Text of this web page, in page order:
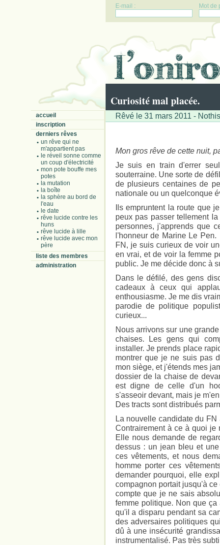
E-mail : Mot de
Curiosité mal placée.
accueil
inscription
derniers rêves
un rêve qui ne
m'appartient pas
le réveil sonne comme
un coup d'électricité
mon pote bouffe mes
potes
la mutation
la boîte
la sphère au bord de
l'eau
le date
rêve lucide contre les
huns
rêve lucide à lille
rêve lucide avec mon
père
liste des membres
administration
Rêvé le 31 mars 2011 -
Mon gros rêve de cette nuit,
Je suis en train d'errer
souterraine. Une sorte de
de plusieurs centaines de
nationale ou un quelconque
Ils empruntent la route que
peux pas passer tellement
personnes, j'apprends que
l'honneur de Marine Le
FN, je suis curieux de voir
en vrai, et de voir la femme
public. Je me décide donc à
Dans le défilé, des gens
cadeaux à ceux qui
enthousiasme. Je me dis
parodie de politique
curieux...
Nous arrivons sur une
chaises. Les gens qui
installer. Je prends place
montrer que je ne suis pas
mon siège, et j'étends mes
dossier de la chaise de
est digne de celle d'un
s'asseoir devant, mais je
Des tracts sont distribués
La nouvelle candidate du
Contrairement à ce à quoi
Elle nous demande de
dessus : un jean bleu et
ces vêtements, et nous
homme porter ces
demander pourquoi, elle
compagnon portait jusqu'à
compte que je ne sais
femme politique. Non que
qu'il a disparu pendant sa
des adversaires politiques
dû à une insécurité
instrumentalisé. Pas très